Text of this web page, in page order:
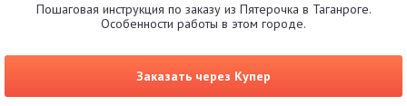
Пошаговая инструкция по заказу из Пятерочка в Таганроге.
Особенности работы в этом городе.
Заказать через Купер